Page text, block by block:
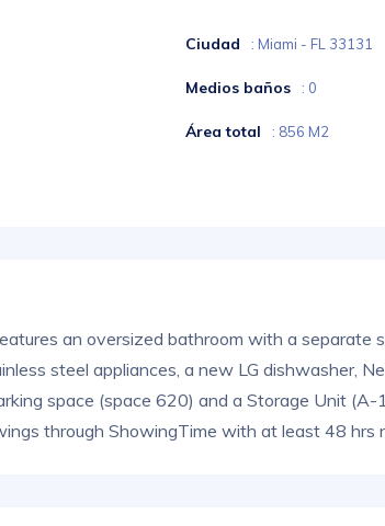
Ciudad : Miami - FL 33131
Medios baños : 0
Área total : 856 M2
an oversized bathroom with a separate
steel appliances, a new LG dishwasher,
space (space 620) and a Storage Unit
through ShowingTime with at least 48 hrs